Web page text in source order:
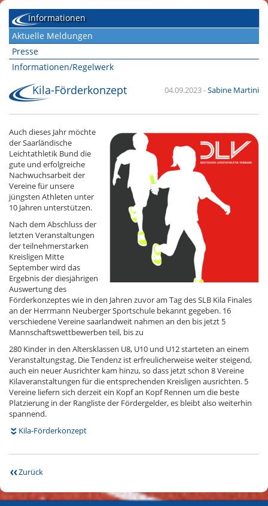
Informationen
Aktuelle Meldungen
Presse
Informationen/Regelwerk
04.09.2023-Sabine Martini
Kila-Förderkonzept
Auch dieses Jahr möchte
der Saarländische
Leichtathletik Bund die
gute und erfolgreiche
Nachwuchsarbeit der
Vereine für unsere
jüngsten Athleten unter
10 Jahren unterstützen.
Nach dem Abschluss der
letzten Veranstaltungen
der teilnehmerstarken
Kreisligen Mitte
September wird das
Ergebnis der diesjährigen
Auswertung des
Förderkonzeptes wie in den Jahren zuvor am Tag des SLB Kila Finales
an der Herrmann Neuberger Sportschule bekannt gegeben. 16
verschiedene Vereine saarlandweit nahmen an den bis jetzt 5
Mannschaftswettbewerben teil, bis zu
280 Kinder in den Altersklassen U8, U10 und U12 starteten an einem
Veranstaltungstag. Die Tendenz ist erfreulicherweise weiter steigend,
auch ein neuer Ausrichter kam hinzu, so dass jetzt schon 8 Vereine
Kilaveranstaltungen für die entsprechenden Kreisligen ausrichten. 5
Vereine liefern sich derzeit ein Kopf an Kopf Rennen um die beste
Platzierung in der Rangliste der Fördergelder, es bleibt also weiterhin
spannend.
Kila-Förderkonzept
Zurück